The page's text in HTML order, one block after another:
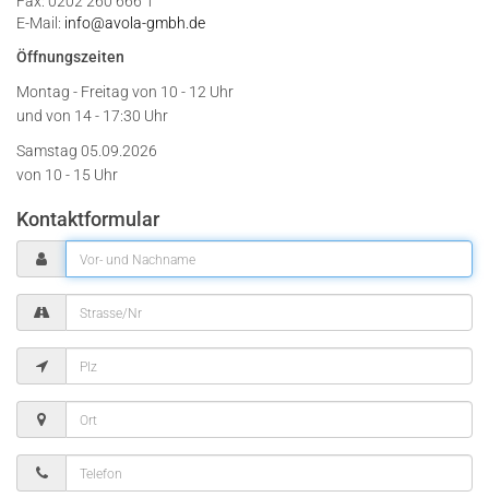
E-Mail: info@avola-gmbh.de
Öffnungszeiten
Montag - Freitag von 10 - 12 Uhr
und von 14 - 17:30 Uhr
Samstag 05.09.2026
von 10 - 15 Uhr
Kontaktformular